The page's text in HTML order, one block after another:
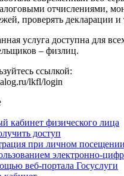
отчислениями,
проверять декларации и
услуга доступна для
– физлиц.
ссылкой:
lkfl/login
кабинет физического лица
доступ
при личном
электронно-
веб-портала Госуслуги